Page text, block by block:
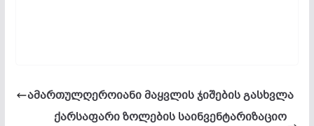
ამართულღეროიანი მაყვლის ჯიშების გასხვლა
ქარსაფარი ზოლების საინვენტარიზაციო